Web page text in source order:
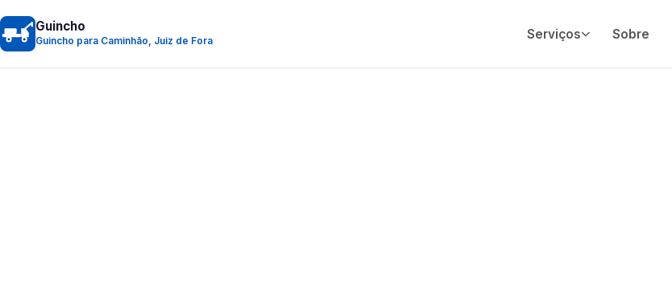
Guincho
Guincho para Caminhão, Juiz de Fora Serviços Sobre